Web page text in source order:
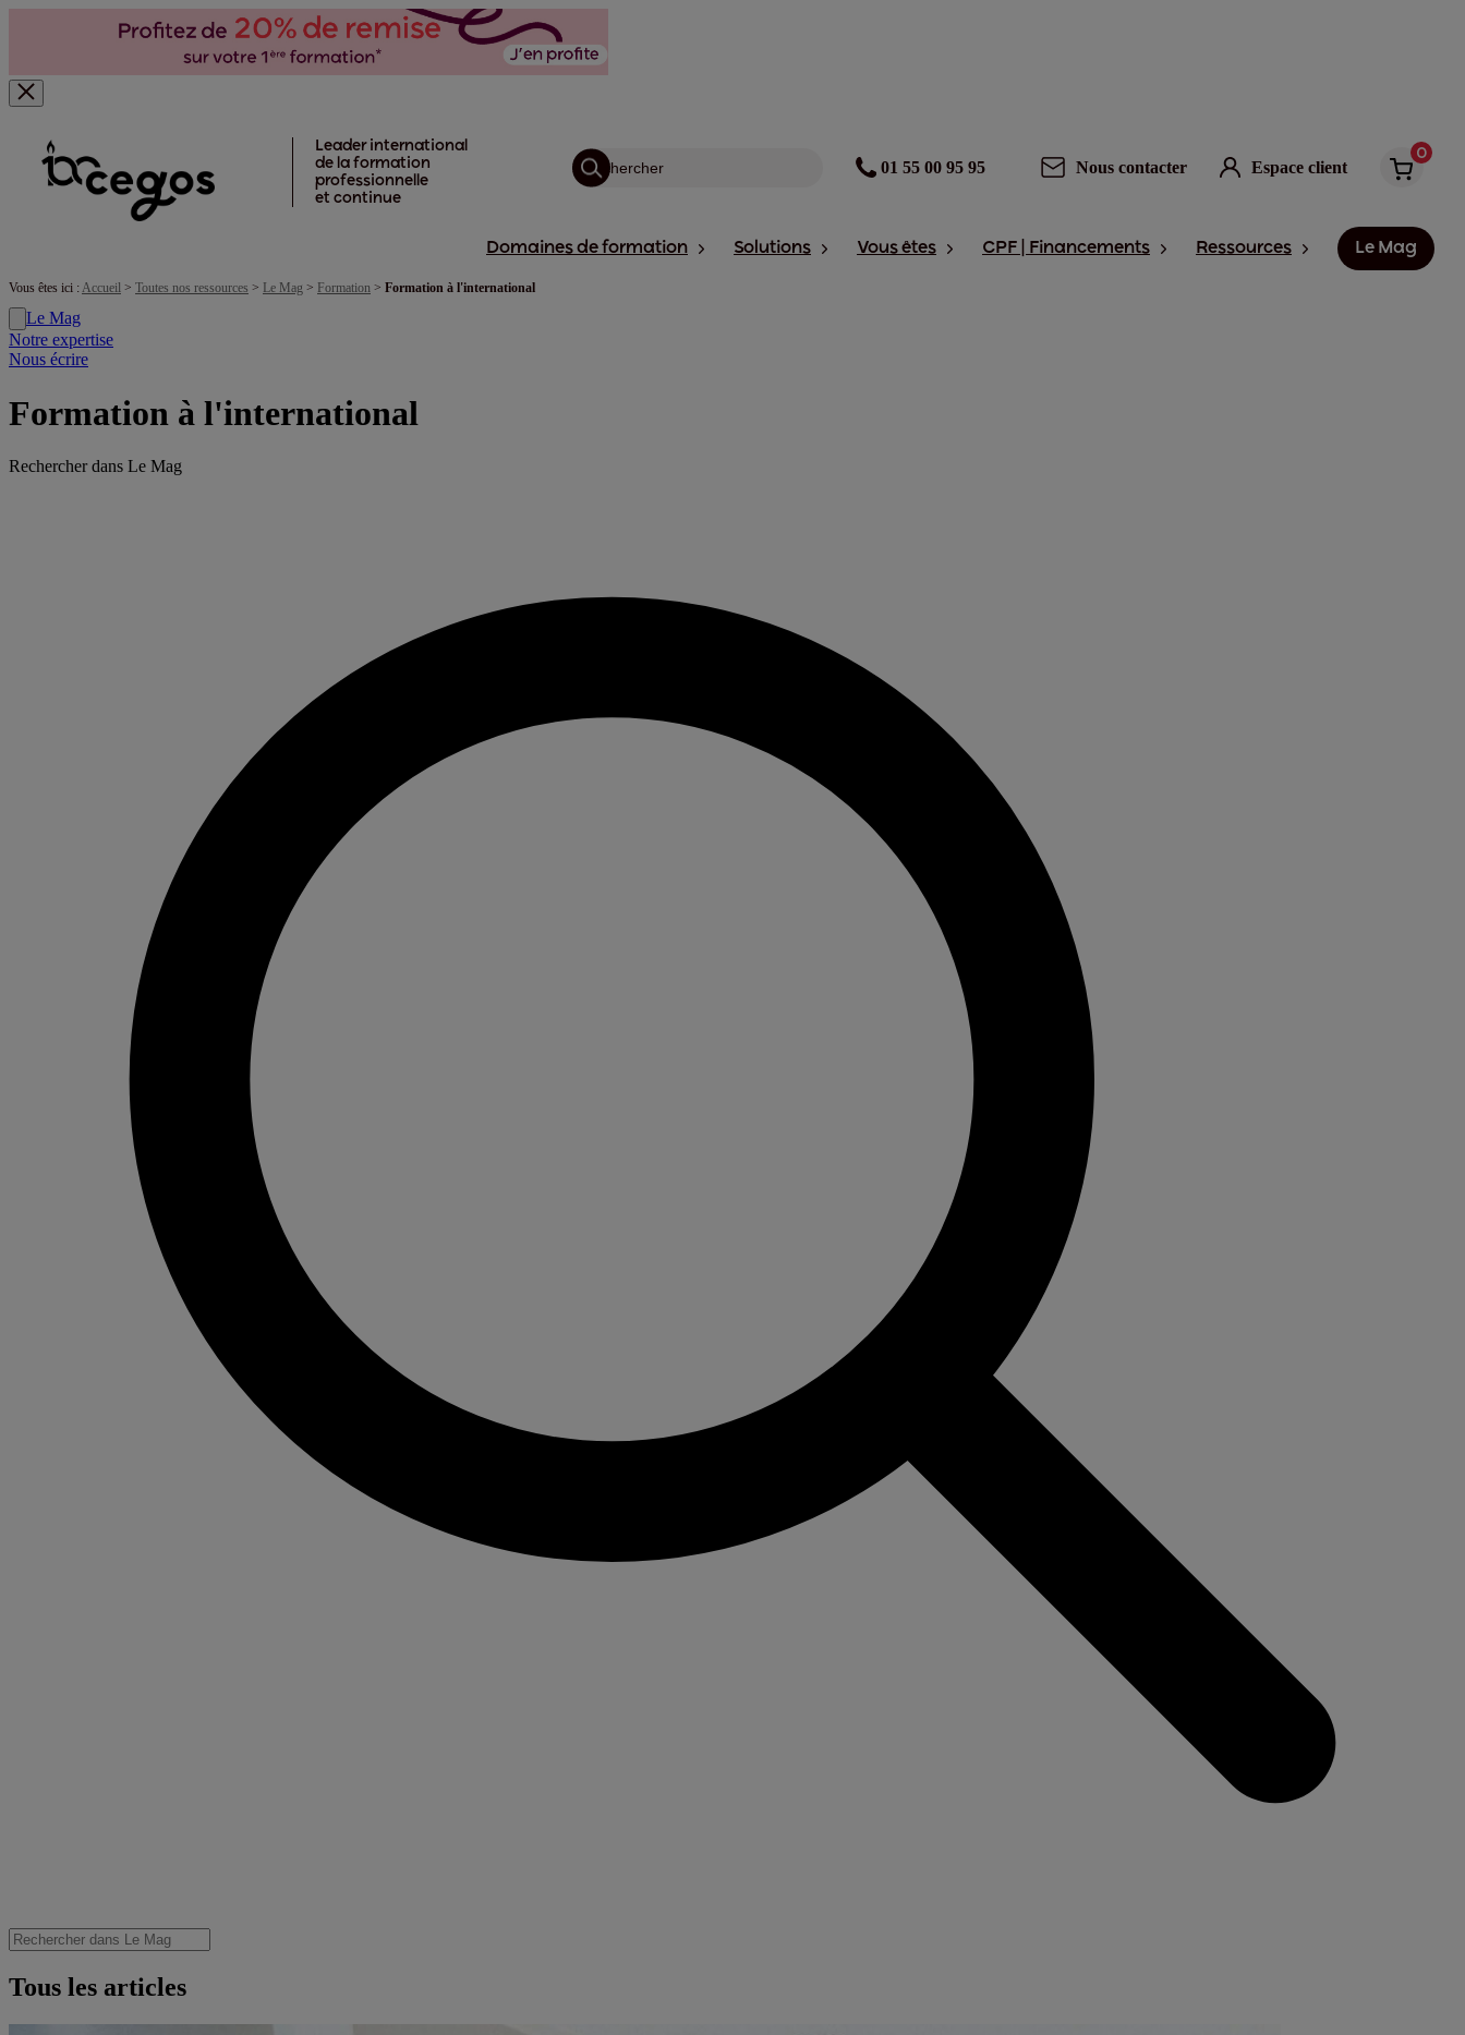
Leader international
de la formation
professionnelle
et continue
01 55 00 95 95 Nous contacter Espace client
0
Domaines de formation Solutions Vous êtes CPF | Financements Ressources Le Mag
Vous êtes ici :Accueil > Toutes nos ressources > Le Mag > Formation > Formation à l'international
Le Mag
Notre expertise
Nous écrire
Formation à l'international
Rechercher dans Le Mag
Tous les articles